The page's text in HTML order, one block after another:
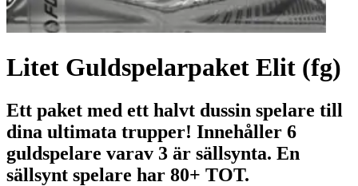
Litet Guldspelarpaket Elit (fg)
Ett paket med ett halvt dussin spelare till
dina ultimata trupper! Innehåller 6
guldspelare varav 3 är sällsynta. En
sällsynt spelare har 80+ TOT.